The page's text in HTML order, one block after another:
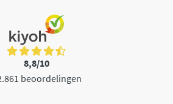
8,8/10
beoordelingen